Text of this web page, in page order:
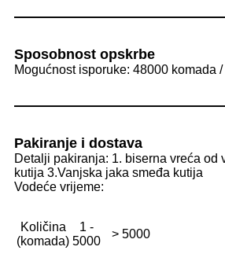
Sposobnost opskrbe
Mogućnost isporuke: 48000 komada
Pakiranje i dostava
Detalji pakiranja: 1. biserna vreća od
kutija 3.Vanjska jaka smeđa kutija
Vodeće vrijeme:
Količina
(komada)
1 -
5000
> 5000